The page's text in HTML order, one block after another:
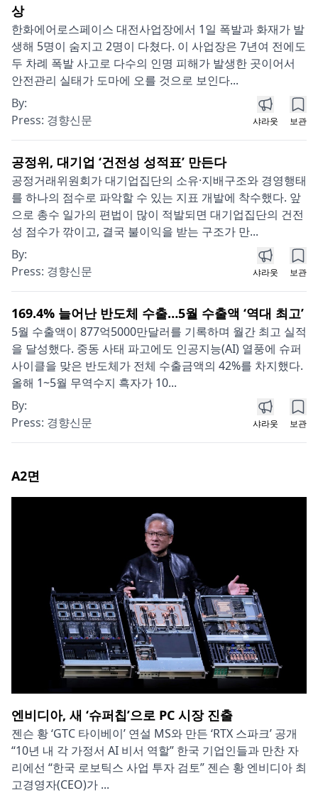
상
한화에어로스페이스 대전사업장에서 1일 폭발과 화재가 발
생해 5명이 숨지고 2명이 다쳤다. 이 사업장은 7년여 전에도
두 차례 폭발 사고로 다수의 인명 피해가 발생한 곳이어서
안전관리 실태가 도마에 오를 것으로 보인다...
By:
Press: 경향신문 샤라웃 보관
공정위, 대기업 ‘건전성 성적표’ 만든다
공정거래위원회가 대기업집단의 소유·지배구조와 경영행태
를 하나의 점수로 파악할 수 있는 지표 개발에 착수했다. 앞
으로 총수 일가의 편법이 많이 적발되면 대기업집단의 건전
성 점수가 깎이고, 결국 불이익을 받는 구조가 만...
By:
Press: 경향신문 샤라웃 보관
169.4% 늘어난 반도체 수출…5월 수출액 ‘역대 최고’
5월 수출액이 877억5000만달러를 기록하며 월간 최고 실적
을 달성했다. 중동 사태 파고에도 인공지능(AI) 열풍에 슈퍼
사이클을 맞은 반도체가 전체 수출금액의 42%를 차지했다.
올해 1~5월 무역수지 흑자가 10...
By:
Press: 경향신문 샤라웃 보관
A2면
엔비디아, 새 ‘슈퍼칩’으로 PC 시장 진출
젠슨 황 ‘GTC 타이베이’ 연설 MS와 만든 ‘RTX 스파크’ 공개
“10년 내 각 가정서 AI 비서 역할” 한국 기업인들과 만찬 자
리에선 “한국 로보틱스 사업 투자 검토” 젠슨 황 엔비디아 최
고경영자(CEO)가 ...